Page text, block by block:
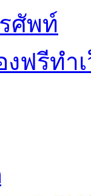
ศัพท์
ฟรีทำ